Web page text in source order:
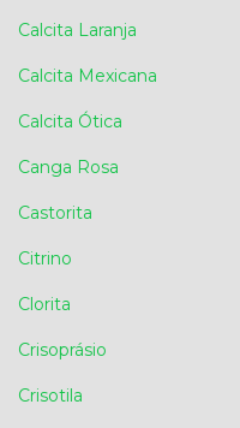
Calcita Laranja
Calcita Mexicana
Calcita Ótica
Canga Rosa
Castorita
Citrino
Clorita
Crisoprásio
Crisotila